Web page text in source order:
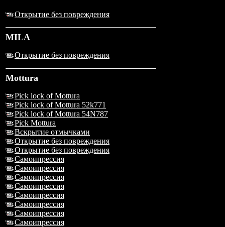
Открытие без повреждения
MILA
Открытие без повреждения
Mottura
Pick lock of Mottura
Pick lock of Mottura 52k771
Pick lock of Mottura 54N787
Pick Mottura
Вскрытие отмычками
Открытие без повреждения
Открытие без повреждения
Самоипрессия
Самоипрессия
Самоипрессия
Самоипрессия
Самоипрессия
Самоипрессия
Самоипрессия
Самоипрессия